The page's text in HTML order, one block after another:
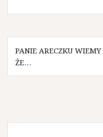
N
a
g
PANIE ARECZKU WIEMY
ŻE…